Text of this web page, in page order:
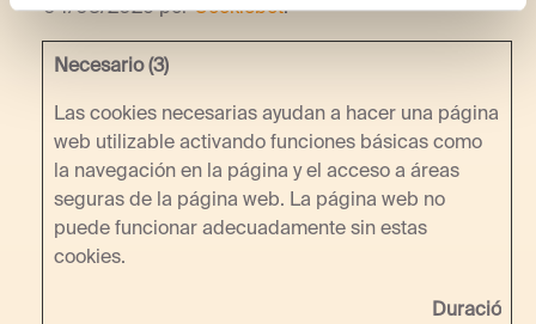
04/08/2026 porCookiebot:
Necesario (3)
Las cookies necesarias ayudan a hacer una página
web utilizable activando funciones básicas como
la navegación en la página y el acceso a áreas
seguras de la página web. La página web no
puede funcionar adecuadamente sin estas
cookies.
Duración